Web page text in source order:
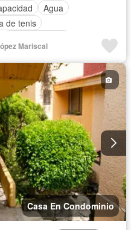
Agua
de tenis
servicio
Electricidad
con closet
Televisión por cable
Wifi
Mariscal
Casa En Condominio